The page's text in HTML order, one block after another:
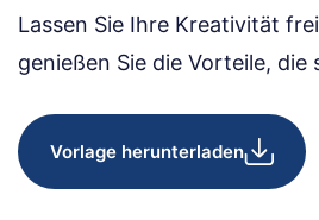
Lassen Sie Ihre Kreativität
genießen Sie die Vorteile,
Vorlage herunterladen